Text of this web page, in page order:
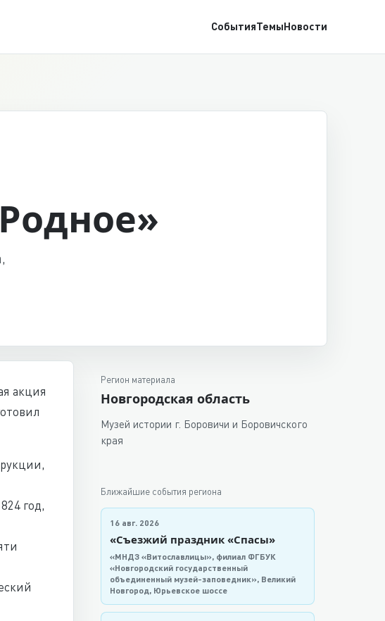
СобытияТемыНовости
акция
год,
Регион материала
Новгородская область
Музей истории г. Боровичи и Боровичского
края
Ближайшие события региона
16 авг. 2026
«Съезжий праздник «Спасы»
«МНДЗ «Витославлицы», филиал ФГБУК
«Новгородский государственный
объединенный музей-заповедник», Великий
Новгород, Юрьевское шоссе